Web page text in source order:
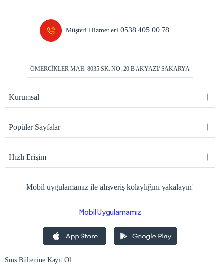
Müşteri Hizmetleri0538 405 00 78
ÖMERCİKLER MAH. 8035 SK. NO: 20 B AKYAZI/ SAKARYA
Kurumsal
Popüler Sayfalar
Hızlı Erişim
Mobil uygulamamız ile alışveriş kolaylığını yakalayın!
Mobil Uygulamamız
Sms Bültenine Kayıt Ol